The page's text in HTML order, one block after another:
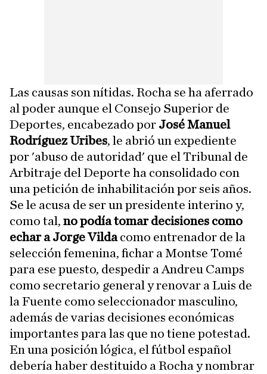
Las causas son nítidas. Rocha se ha aferrado
al poder aunque el Consejo Superior de
Deportes, encabezado por José Manuel
Rodríguez Uribes, le abrió un expediente
por 'abuso de autoridad' que el Tribunal de
Arbitraje del Deporte ha consolidado con
una petición de inhabilitación por seis años.
Se le acusa de ser un presidente interino y,
como tal, no podía tomar decisiones como
echar a Jorge Vildacomo entrenador de la
selección femenina, fichar a Montse Tomé
para ese puesto, despedir a Andreu Camps
como secretario general y renovar a Luis de
la Fuente como seleccionador masculino,
además de varias decisiones económicas
importantes para las que no tiene potestad.
En una posición lógica, el fútbol español
debería haber destituido a Rocha y nombrar